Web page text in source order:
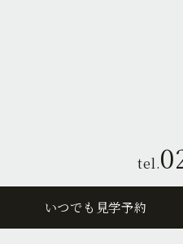
tel.
いつでも見学予約